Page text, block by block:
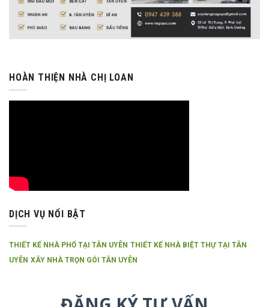
HOÀN THIỆN NHÀ CHỊ LOAN
DỊCH VỤ NỔI BẬT
THIẾT KẾ NHÀ PHỐ TẠI TÂN UYÊN THIẾT KẾ NHÀ BIỆT THỰ TẠI TÂN
UYÊN XÂY NHÀ TRỌN GÓI TÂN UYÊN